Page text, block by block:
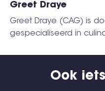
Greet Draye
Greet Draye (CAG) is
gespecialiseerd in
Ook